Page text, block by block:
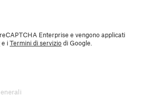
Enterprise e vengono applicati
e iTermini di serviziodi Google.